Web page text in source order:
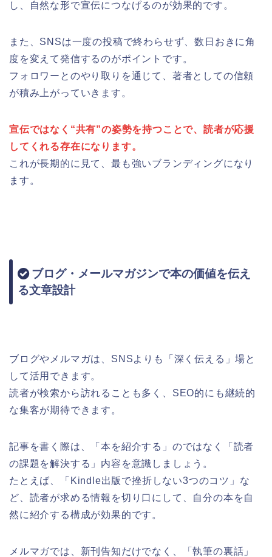
し、自然な形で宣伝につなげるのが効果的です。
また、SNSは一度の投稿で終わらせず、数日おきに角
度を変えて発信するのがポイントです。
フォロワーとのやり取りを通じて、著者としての信頼
が積み上がっていきます。
宣伝ではなく“共有”の姿勢を持つことで、読者が応援
してくれる存在になります。
これが長期的に見て、最も強いブランディングになり
ます。
ブログ・メールマガジンで本の価値を伝え
る文章設計
ブログやメルマガは、SNSよりも「深く伝える」場と
して活用できます。
読者が検索から訪れることも多く、SEO的にも継続的
な集客が期待できます。
記事を書く際は、「本を紹介する」のではなく「読者
の課題を解決する」内容を意識しましょう。
たとえば、「Kindle出版で挫折しない3つのコツ」な
ど、読者が求める情報を切り口にして、自分の本を自
然に紹介する構成が効果的です。
メルマガでは、新刊告知だけでなく、「執筆の裏話」